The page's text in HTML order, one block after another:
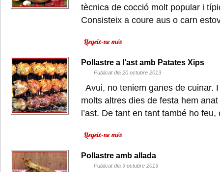
tècnica de cocció molt popular i
Consisteix a coure aus o carn
Llegeix-ne més
Pollastre a l’ast amb Patates Xips
Publicat dia 20 octubre 2013
Avui, no teniem ganes de cuinar.
molts altres dies de festa hem
l’ast. De tant en tant també ho
Llegeix-ne més
Pollastre amb allada
Publicat dia 9 octubre 2013